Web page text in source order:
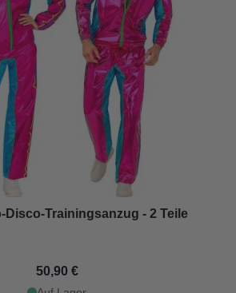
Disco-Trainingsanzug - 2 Teile
50,90 €